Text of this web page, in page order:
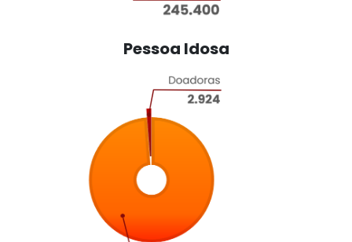
Pessoa Idosa